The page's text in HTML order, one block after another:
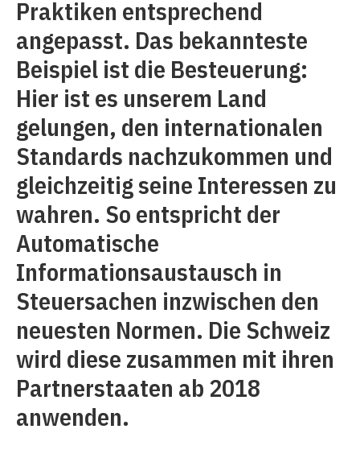
Praktiken entsprechend
angepasst. Das bekannteste
Beispiel ist die Besteuerung:
Hier ist es unserem Land
gelungen, den internationalen
Standards nachzukommen und
gleichzeitig seine Interessen zu
wahren. So entspricht der
Automatische
Informationsaustausch in
Steuersachen inzwischen den
neuesten Normen. Die Schweiz
wird diese zusammen mit ihren
Partnerstaaten ab 2018
anwenden.